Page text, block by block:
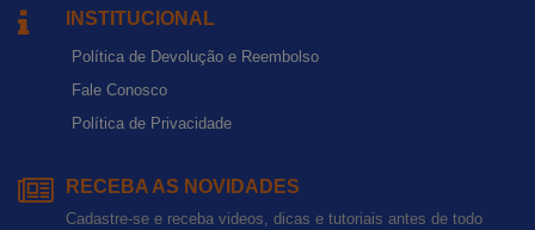
INSTITUCIONAL
Política de Devolução e Reembolso
Fale Conosco
Política de Privacidade
RECEBA AS NOVIDADES
Cadastre-se e receba videos, dicas e tutoriais antes de todo